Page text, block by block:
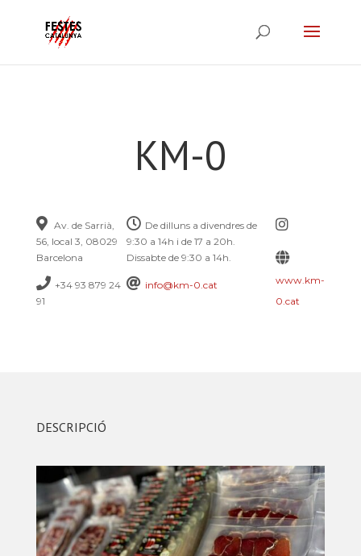
KM-0
Av. de Sarrià,
56, local 3, 08029
Barcelona
+34 93 879 24
91
De dilluns a divendres de
9:30 a 14h i de 17 a 20h.
Dissabte de 9:30 a 14h.
info@km-0.cat
www.km-
0.cat
DESCRIPCIÓ